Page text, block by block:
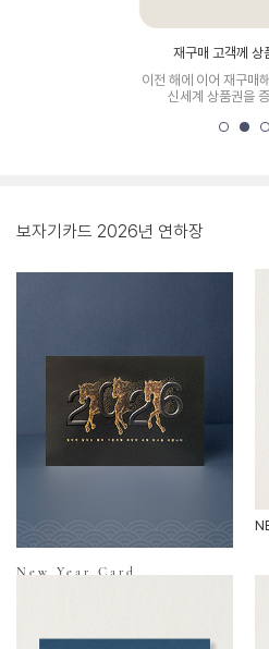
재구매 고객께 상
이전 해에 이어 재구매
신세계 상품권을
보자기카드 2026년 연하장
New Year Card